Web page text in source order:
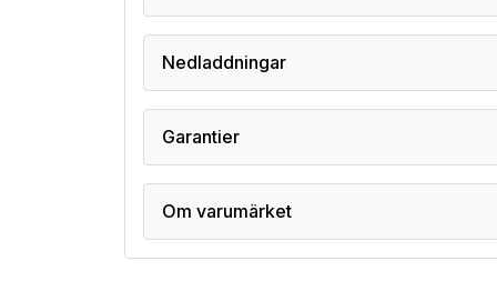
Nedladdningar
Garantier
Om varumärket